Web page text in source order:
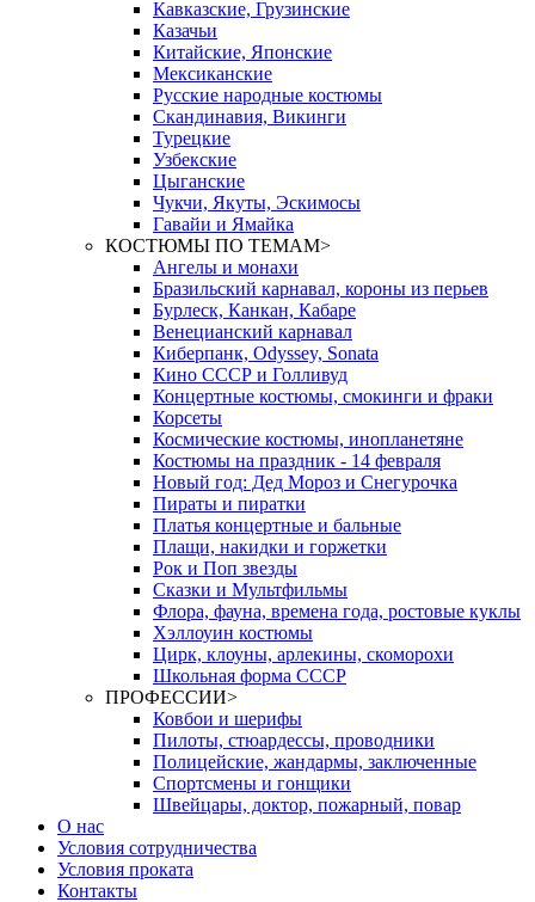
Кавказские, Грузинские
Казачьи
Китайские, Японские
Мексиканские
Русские народные костюмы
Скандинавия, Викинги
Турецкие
Узбекские
Цыганские
Чукчи, Якуты, Эскимосы
Гавайи и Ямайка
КОСТЮМЫ ПО ТЕМАМ>
Ангелы и монахи
Бразильский карнавал, короны из перьев
Бурлеск, Канкан, Кабаре
Венецианский карнавал
Киберпанк, Odyssey, Sonata
Кино СССР и Голливуд
Концертные костюмы, смокинги и фраки
Корсеты
Космические костюмы, инопланетяне
Костюмы на праздник - 14 февраля
Новый год: Дед Мороз и Снегурочка
Пираты и пиратки
Платья концертные и бальные
Плащи, накидки и горжетки
Рок и Поп звезды
Сказки и Мультфильмы
Флора, фауна, времена года, ростовые куклы
Хэллоуин костюмы
Цирк, клоуны, арлекины, скоморохи
Школьная форма СССР
ПРОФЕССИИ>
Ковбои и шерифы
Пилоты, стюардессы, проводники
Полицейские, жандармы, заключенные
Спортсмены и гонщики
Швейцары, доктор, пожарный, повар
О нас
Условия сотрудничества
Условия проката
Контакты